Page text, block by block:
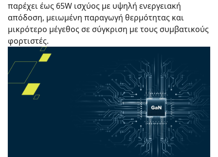
παρέχει έως 65W ισχύος με υψηλή ενεργειακή
απόδοση, μειωμένη παραγωγή θερμότητας και
μικρότερο μέγεθος σε σύγκριση με τους συμβατικούς
φορτιστές.